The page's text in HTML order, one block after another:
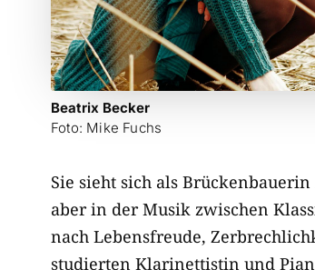
Beatrix Becker
Foto: Mike Fuchs
Sie sieht sich als
aber in der Musik zwischen
nach Lebensfreude,
studierten Klarinettistin und